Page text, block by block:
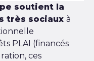
soutient la
très sociaux à
PLAI (financés
ces